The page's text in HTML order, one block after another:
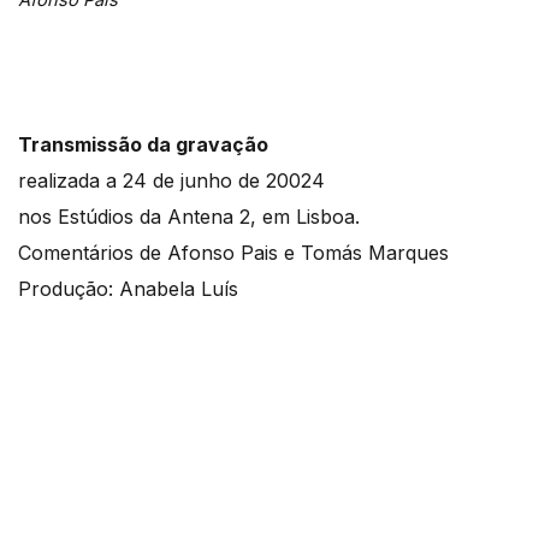
Transmissão da gravação
realizada a 24 de junho de 20024
nos Estúdios da Antena 2, em Lisboa.
Comentários de Afonso Pais e Tomás Marques
Produção: Anabela Luís